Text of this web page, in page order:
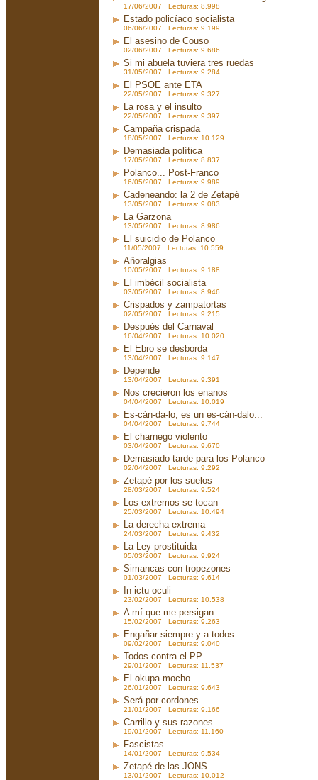
17/06/2007 Lecturas: 8.998
Estado policíaco socialista
06/06/2007 Lecturas: 9.199
El asesino de Couso
02/06/2007 Lecturas: 9.686
Si mi abuela tuviera tres ruedas
31/05/2007 Lecturas: 9.284
El PSOE ante ETA
22/05/2007 Lecturas: 9.327
La rosa y el insulto
22/05/2007 Lecturas: 9.397
Campaña crispada
18/05/2007 Lecturas: 10.129
Demasiada política
17/05/2007 Lecturas: 8.837
Polanco... Post-Franco
16/05/2007 Lecturas: 9.989
Cadeneando: la 2 de Zetapé
13/05/2007 Lecturas: 9.083
La Garzona
13/05/2007 Lecturas: 8.986
El suicidio de Polanco
11/05/2007 Lecturas: 10.559
Añoralgias
10/05/2007 Lecturas: 9.188
El imbécil socialista
03/05/2007 Lecturas: 8.946
Crispados y zampatortas
02/05/2007 Lecturas: 9.215
Después del Carnaval
16/04/2007 Lecturas: 10.020
El Ebro se desborda
13/04/2007 Lecturas: 9.147
Depende
13/04/2007 Lecturas: 9.391
Nos crecieron los enanos
04/04/2007 Lecturas: 10.019
Es-cán-da-lo, es un es-cán-dalo...
04/04/2007 Lecturas: 9.744
El charnego violento
03/04/2007 Lecturas: 9.670
Demasiado tarde para los Polanco
02/04/2007 Lecturas: 9.292
Zetapé por los suelos
28/03/2007 Lecturas: 9.524
Los extremos se tocan
25/03/2007 Lecturas: 10.494
La derecha extrema
24/03/2007 Lecturas: 9.432
La Ley prostituida
05/03/2007 Lecturas: 9.924
Simancas con tropezones
01/03/2007 Lecturas: 9.614
In ictu oculi
23/02/2007 Lecturas: 10.538
A mí que me persigan
15/02/2007 Lecturas: 9.263
Engañar siempre y a todos
09/02/2007 Lecturas: 9.040
Todos contra el PP
29/01/2007 Lecturas: 11.537
El okupa-mocho
26/01/2007 Lecturas: 9.643
Será por cordones
21/01/2007 Lecturas: 9.166
Carrillo y sus razones
19/01/2007 Lecturas: 11.160
Fascistas
14/01/2007 Lecturas: 9.534
Zetapé de las JONS
13/01/2007 Lecturas: 10.012